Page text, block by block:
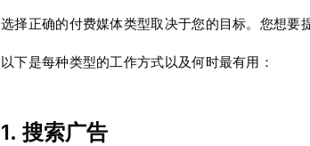
选择正确的付费媒体类型取决于您的目标。您想要
以下是每种类型的工作方式以及何时最有用：
1. 搜索广告